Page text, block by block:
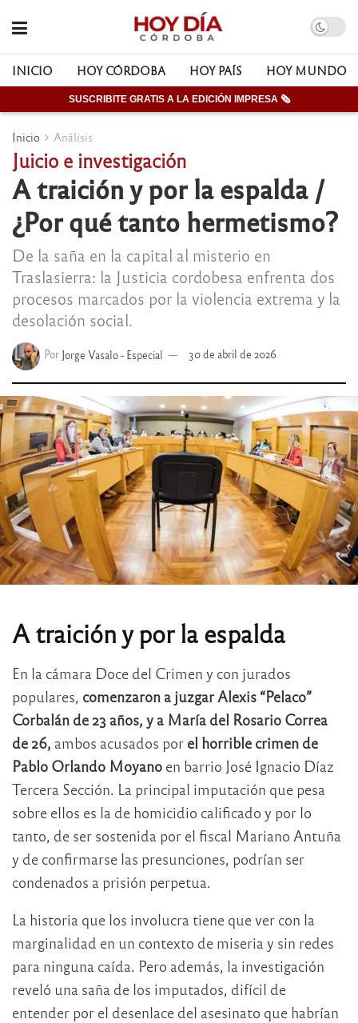
INICIO HOY CÓRDOBA HOY PAÍS HOY MUNDO
SUSCRIBITE GRATIS A LA EDICIÓN IMPRESA 🗞
Inicio Análisis
Juicio e investigación
A traición y por la espalda /
¿Por qué tanto hermetismo?
De la saña en la capital al misterio en
Traslasierra: la Justicia cordobesa enfrenta dos
procesos marcados por la violencia extrema y la
desolación social.
Por Jorge Vasalo - Especial 30 de abril de 2026
A traición y por la espalda
En la cámara Doce del Crimen y con jurados
populares, comenzaron a juzgar Alexis “Pelaco”
Corbalán de 23 años, y a María del Rosario Correa
de 26, ambos acusados por el horrible crimen de
Pablo Orlando Moyano en barrio José Ignacio Díaz
Tercera Sección. La principal imputación que pesa
sobre ellos es la de homicidio calificado y por lo
tanto, de ser sostenida por el fiscal Mariano Antuña
y de confirmarse las presunciones, podrían ser
condenados a prisión perpetua.
La historia que los involucra tiene que ver con la
marginalidad en un contexto de miseria y sin redes
para ninguna caída. Pero además, la investigación
reveló una saña de los imputados, difícil de
entender por el desenlace del asesinato que habrían